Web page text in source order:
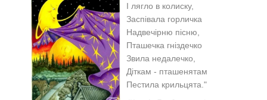
І лягло в колиску,
Заспівала горличка
Надвечірню пісню,
Пташечка гніздечко
Звила недалечко,
Діткам - пташенятам
Пестила крильцята."